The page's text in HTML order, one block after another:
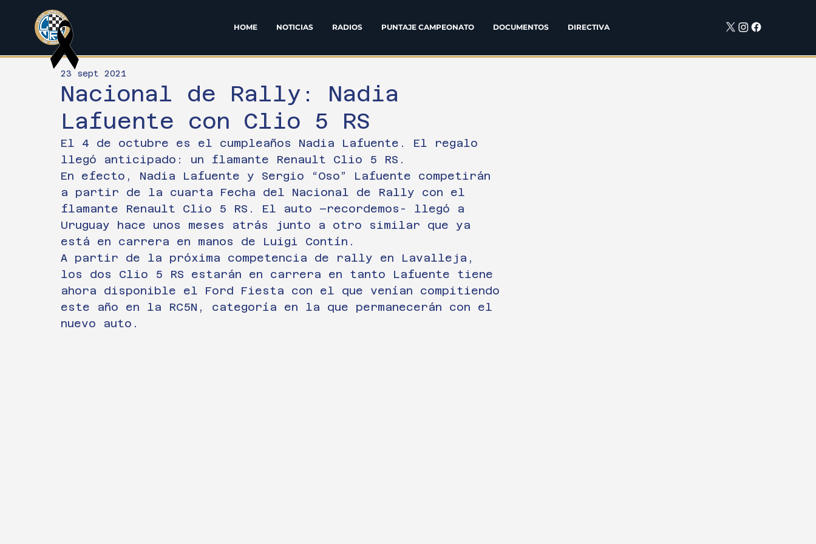
HOME NOTICIAS RADIOS PUNTAJE CAMPEONATO DOCUMENTOS DIRECTIVA
Nacional de Rally: Nadia
Lafuente con Clio 5 RS
23 sept 2021
El 4 de octubre es el cumpleaños Nadia Lafuente. El regalo
llegó anticipado: un flamante Renault Clio 5 RS.
En efecto, Nadia Lafuente y Sergio “Oso” Lafuente competirán
a partir de la cuarta Fecha del Nacional de Rally con el
flamante Renault Clio 5 RS. El auto –recordemos- llegó a
Uruguay hace unos meses atrás junto a otro similar que ya
está en carrera en manos de Luigi Contín.
A partir de la próxima competencia de rally en Lavalleja,
los dos Clio 5 RS estarán en carrera en tanto Lafuente tiene
ahora disponible el Ford Fiesta con el que venían compitiendo
este año en la RC5N, categoría en la que permanecerán con el
nuevo auto.